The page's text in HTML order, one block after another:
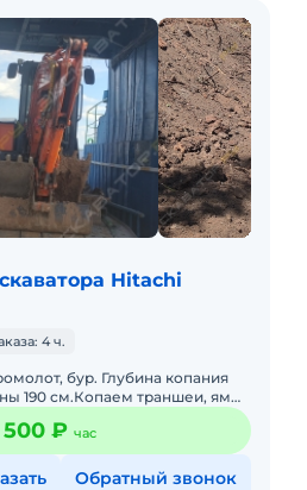
Hitachi
4 ч.
бур. Глубина копания
190 см.Копаем траншеи, ямы,
можем и не копать. Доставка
500 ₽ час
Обратный звонок